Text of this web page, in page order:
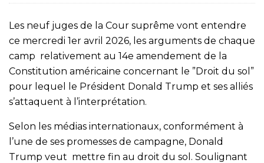
Les neuf juges de la Cour suprême vont entendre
ce mercredi 1er avril 2026, les arguments de chaque
camp relativement au 14e amendement de la
Constitution américaine concernant le ”Droit du sol”
pour lequel le Président Donald Trump et ses alliés
s’attaquent à l’interprétation.
Selon les médias internationaux, conformément à
l’une de ses promesses de campagne, Donald
Trump veut mettre fin au droit du sol. Soulignant